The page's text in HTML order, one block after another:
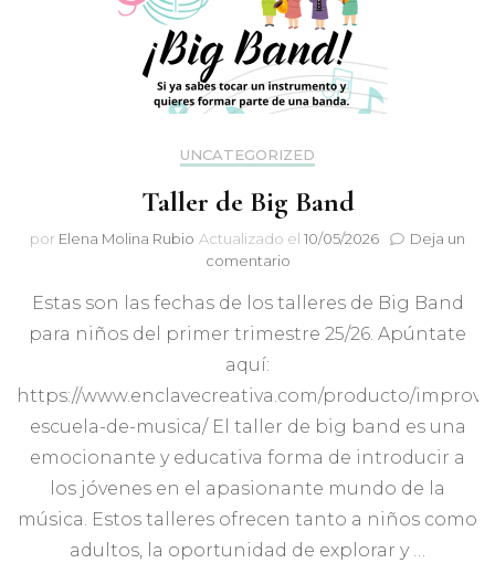
UNCATEGORIZED
Taller de Big Band
por Elena Molina Rubio Actualizado el 10/05/2026
Deja un
comentarioen
de
Big
Estas son las fechas de los talleres de Big Band
para niños del primer trimestre 25/26. Apúntate
aquí:
https://www.enclavecreativa.com/producto/
escuela-de-musica/ El taller de big band es una
emocionante y educativa forma de introducir a
los jóvenes en el apasionante mundo de la
música. Estos talleres ofrecen tanto a niños como
adultos, la oportunidad de explorar y …